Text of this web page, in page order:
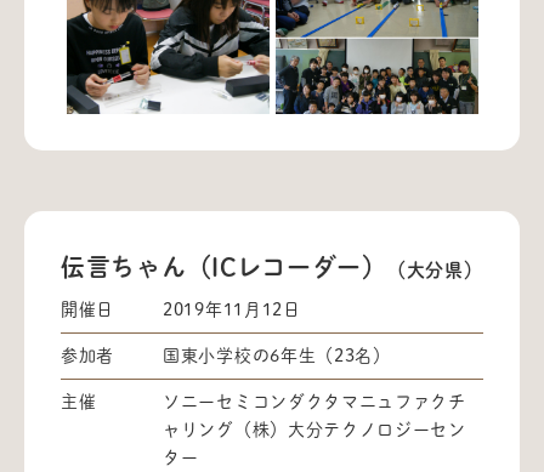
伝言ちゃん（ICレコーダー） （大分県）
開催日 2019年11月12日
参加者 国東小学校の6年生（23名）
主催
ソニーセミコンダクタマニュファクチ
ャリング（株）大分テクノロジーセン
ター